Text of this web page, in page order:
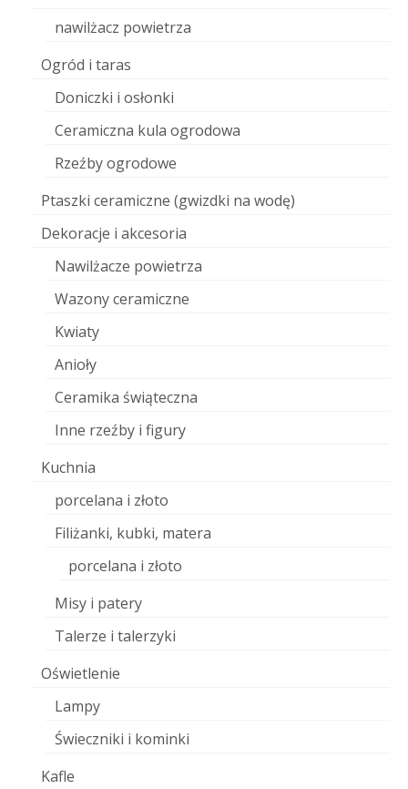
nawilżacz powietrza
Ogród i taras
Doniczki i osłonki
Ceramiczna kula ogrodowa
Rzeźby ogrodowe
Ptaszki ceramiczne (gwizdki na wodę)
Dekoracje i akcesoria
Nawilżacze powietrza
Wazony ceramiczne
Kwiaty
Anioły
Ceramika świąteczna
Inne rzeźby i figury
Kuchnia
porcelana i złoto
Filiżanki, kubki, matera
porcelana i złoto
Misy i patery
Talerze i talerzyki
Oświetlenie
Lampy
Świeczniki i kominki
Kafle